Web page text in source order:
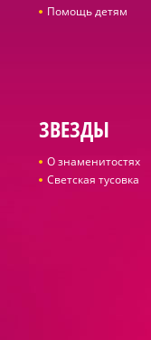
Помощь детям
ЗВЕЗДЫ
О знаменитостях
Светская тусовка